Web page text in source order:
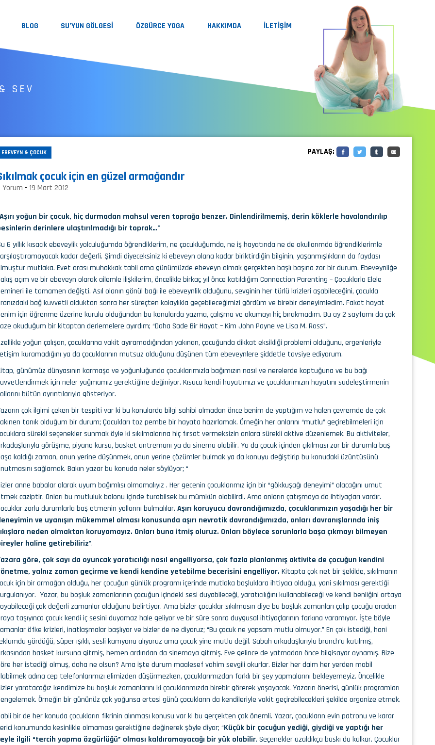
BLOG SU’YUN GÖLGESİ ÖZGÜRCE YOGA HAKKIMDA İLETİŞİM
SEV
EBEVEYN & ÇOCUK PAYLAŞ:
çocuk için en güzel armağandır
Yorum -19 Mart 2012
yoğun bir çocuk, hiç durmadan mahsul veren toprağa benzer. Dinlendirilmemiş, derin köklerle havalandırılıp
derinlere ulaştırılmadığı bir toprak…”
6 yıllık kısacık ebeveylik yolculuğumda öğrendiklerim, ne çocukluğumda, ne iş hayatında ne de okullarımda öğrendiklerimle
kadar değerli. Şimdi diyeceksiniz ki ebeveyn olana kadar biriktirdiğin bilginin, yaşanmışlıkların da faydası
mutlaka. Evet orası muhakkak tabii ama günümüzde ebeveyn olmak gerçekten başlı başına zor bir durum. Ebeveynliğe
açım ve bir ebeveyn olarak ailemle ilişkilerim, öncelikle birkaç yıl önce katıldığım Connection Parenting – Çocuklarla Elele
ile tamamen değişti. Asıl olanın gönül bağı ile ebeveynlik olduğunu, sevginin her türlü krizleri aşabileceğini, çocukla
bağ kuvvetli olduktan sonra her süreçten kolaylıkla geçebileceğimizi gördüm ve birebir deneyimledim. Fakat hayat
için öğrenme üzerine kurulu olduğundan bu konularda yazma, çalışma ve okumayı hiç bırakmadım. Bu ay 2 sayfamı da çok
okuduğum bir kitaptan derlemelere ayırdım; “Daha Sade Bir Hayat – Kim John Payne ve Lisa M. Ross”.
yoğun çalışan, çocuklarına vakit ayıramadığından yakınan, çocuğunda dikkat eksikliği problemi olduğunu, ergenleriyle
kuramadığını ya da çocuklarının mutsuz olduğunu düşünen tüm ebeveynlere şiddetle tavsiye ediyorum.
günümüz dünyasının karmaşa ve yoğunluğunda çocuklarımızla bağımızın nasıl ve nerelerde koptuğuna ve bu bağı
için neler yağmamız gerektiğine değiniyor. Kısaca kendi hayatımızı ve çocuklarımızın hayatını sadeleştirmenin
bütün ayrıntılarıyla gösteriyor.
çok ilgimi çeken bir tespiti var ki bu konularda bilgi sahibi olmadan önce benim de yaptığım ve halen çevremde de çok
tanık olduğum bir durum; Çocukları toz pembe bir hayata hazırlamak. Örneğin her anlarını “mutlu” geçirebilmeleri için
sürekli seçenekler sunmak öyle ki sıkılmalarına hiç fırsat vermeksizin onlara sürekli aktive düzenlemek. Bu aktiviteler,
görüşme, piyano kursu, basket antremanı ya da sinema olabilir. Ya da çocuk içinden çıkılması zor bir durumla baş
kaldığı zaman, onun yerine düşünmek, onun yerine çözümler bulmak ya da konuyu değiştirip bu konudaki üzüntüsünü
sağlamak. Bakın yazar bu konuda neler söylüyor; “
anne babalar olarak uyum bağımlısı olmamalıyız . Her gecenin çocuklarımız için bir “gökkuşağı deneyimi” olacağını umut
caziptir. Onları bu mutluluk balonu içinde turabilsek bu mümkün olabilirdi. Ama onların çatışmaya da ihtiyaçları vardır.
zorlu durumlarla baş etmenin yollarını bulmalılar. Aşırı koruyucu davrandığımızda, çocuklarımızın yaşadığı her bir
ve uyanışın mükemmel olması konusunda aşırı nevrotik davrandığımızda, onları davranışlarında iniş
neden olmaktan koruyamayız. Onları buna itmiş oluruz. Onları böylece sorunlarla başa çıkmayı bilmeyen
haline getirebiliriz”.
göre, çok sayı da oyuncak yaratıcılığı nasıl engelliyorsa, çok fazla planlanmış aktivite de çocuğun kendini
yalnız zaman geçirme ve kendi kendine yetebilme becerisini engelliyor. Kitapta çok net bir şekilde, sıkılmanın
için bir armağan olduğu, her çocuğun günlük programı içerinde mutlaka boşluklara ihtiyacı olduğu, yani sıkılması gerektiği
Yazar, bu boşluk zamanlarının çocuğun içindeki sesi duyabileceği, yaratıcılığını kullanabileceği ve kendi benliğini ortaya
çok değerli zamanlar olduğunu belirtiyor. Ama bizler çocuklar sıkılmasın diye bu boşluk zamanları çalıp çocuğu oradan
taşıyınca çocuk kendi iç sesini duyamaz hale geliyor ve bir süre sonra duygusal ihtiyaçlarının farkına varamıyor. İşte böyle
öfke krizleri, inatlaşmalar başlıyor ve bizler de ne diyoruz; “Bu çocuk ne yapsam mutlu olmuyor.” En çok istediği, hani
gördüğü, süper ışıklı, sesli kamyonu alıyoruz ama çocuk yine mutlu değil. Sabah arkadaşlarıyla brunch’a katılmış,
basket kursuna gitmiş, hemen ardından da sinemaya gitmiş. Eve gelince de yatmadan önce bilgisayar oynamış. Bize
her istediği olmuş, daha ne olsun? Ama işte durum maalesef vahim sevgili okurlar. Bizler her daim her yerden mobil
adına cep telefonlarımızı elimizden düşürmezken, çocuklarımızdan farklı bir şey yapmalarını bekleyemeyiz. Öncelikle
yaratacağız kendimize bu boşluk zamanlarını ki çocuklarımızda birebir görerek yaşayacak. Yazarın önerisi, günlük programları
Örneğin bir gününüz çok yoğunsa ertesi günü çocukların da kendileriyle vakit geçirebilecekleri şekilde organize etmek.
bir de her konuda çocukların fikrinin alınması konusu var ki bu gerçekten çok önemli. Yazar, çocukların evin patronu ve karar
konumunda kesinlikle olmaması gerektiğine değinerek şöyle diyor; “Küçük bir çocuğun yediği, giydiği ve yaptığı her
ilgili “tercih yapma özgürlüğü” olması kaldıramayacağı bir yük olabilir. Seçenekler azaldıkça baskı da kalkar. Çocuklar